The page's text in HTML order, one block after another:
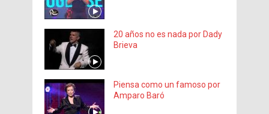
20 años no es nada por Dady
Brieva
Piensa como un famoso por
Amparo Baró